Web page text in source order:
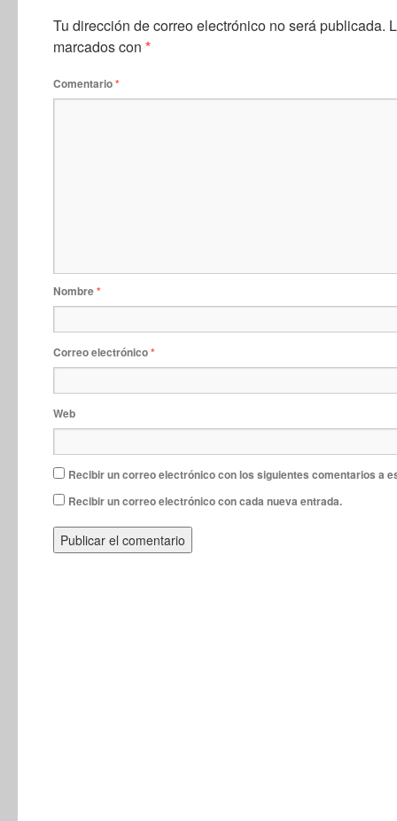
Tu dirección de correo electrónico no será publicada.
marcados con *
Comentario*
Nombre*
Correo electrónico*
Web
Recibir un correo electrónico con los siguientes comentarios a
Recibir un correo electrónico con cada nueva entrada.